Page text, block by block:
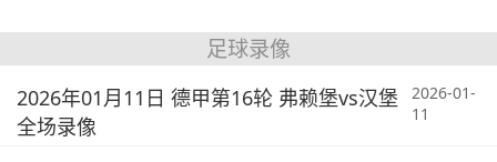
足球录像
2026年01月11日 德甲第16轮 弗赖堡vs汉堡
全场录像
2026-01-
11